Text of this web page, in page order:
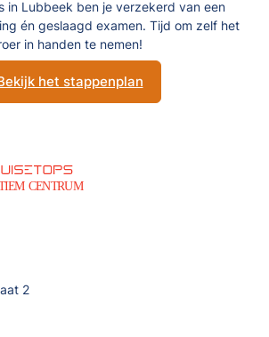
in Lubbeek ben je verzekerd van een
én geslaagd examen. Tijd om zelf het
in handen te nemen!
het stappenplan
2